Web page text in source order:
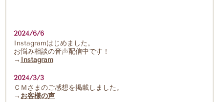
2024/6/6
Instagramはじめました。
お悩み相談の音声配信中です！
→ Instagram
2024/3/3
ＣＭさまのご感想を掲載しました。
→ お客様の声